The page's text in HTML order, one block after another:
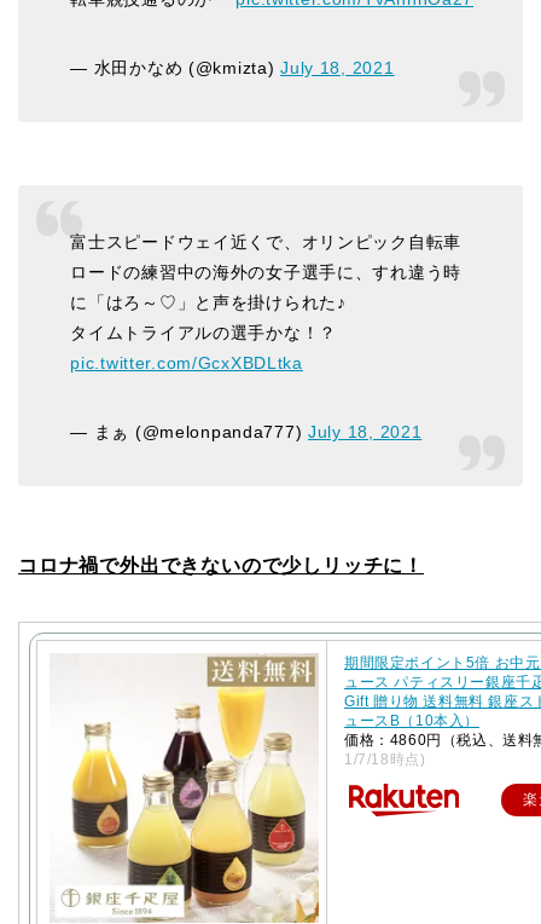
— 水田かなめ (@kmizta)July 18, 2021
富士スピードウェイ近くで、オリンピック自転車
ロードの練習中の海外の女子選手に、すれ違う時
に「はろ～♡」と声を掛けられた♪
タイムトライアルの選手かな！？
pic.twitter.com/GcxXBDLtka
— まぁ (@melonpanda777)July 18, 2021
コロナ禍で外出できないので少しリッチに！
期間限定ポイント5倍 お中
ュース パティスリー銀座千
Gift 贈り物 送料無料 銀座ス
ュースB（10本入）
価格：4860円（税込、送料
1/7/18時点)